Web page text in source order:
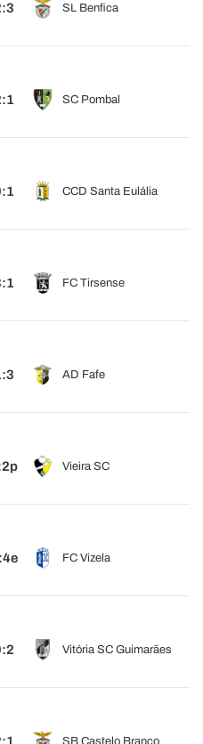
SL Benfica
SC Pombal
CCD Santa Eulália
FC Tirsense
AD Fafe
Vieira SC
FC Vizela
Vitória SC Guimarães
SB Castelo Branco